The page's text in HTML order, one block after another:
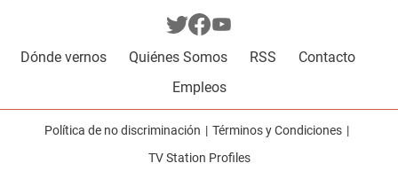
Dónde vernos Quiénes Somos RSS
Contacto
Empleos
Política de no discriminación
Términos y Condiciones
TV Station Profiles